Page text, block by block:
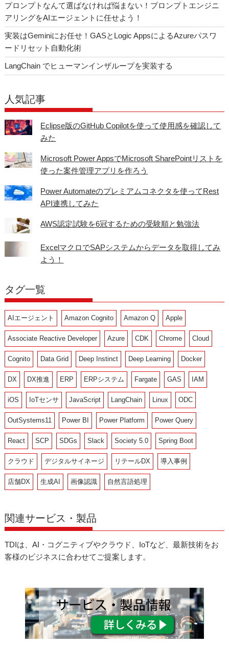
プロンプトなんて選ばなければ悩まない！プロンプトエンジニ
アリングをAIエージェントに任せよう！
実装はGeminiにお任せ！GASとLogic AppsによるAzureパスワ
ードリセット自動化術
LangChain でヒューマンインザループを実装する
人気記事
Eclipse版のGitHub Copilotを使って使用感を確認して
みた
Microsoft Power AppsでMicrosoft SharePointリストを
使った案件管理アプリを作ろう
Power Automateのプレミアムコネクタを使ってRest
API連携してみた
AWS認定試験を6冠するための受験順と勉強法
ExcelマクロでSAPシステムからデータを取得してみ
よう！
タグ一覧
AIエージェント Amazon Cognito Amazon Q Apple
Associate Reactive Developer Azure CDK Chrome Cloud
Cognito Data Grid Deep Instinct Deep Learning Docker
DX DX推進 ERP ERPシステム Fargate GAS IAM
iOS IoTセンサ JavaScript LangChain Linux ODC
OutSystems11 Power BI Power Platform Power Query
React SCP SDGs Slack Society 5.0 Spring Boot
クラウド デジタルサイネージ リテールDX 導入事例
店舗DX 生成AI 画像認識 自然言語処理
関連サービス・製品
TDIは、AI・コグニティブやクラウド、IoTなど、最新技術をお
客様のビジネスに合わせてご提案します。